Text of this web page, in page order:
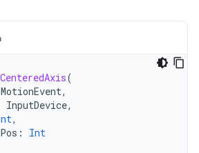
(
MotionEvent,
InputDevice,
,
:
Int